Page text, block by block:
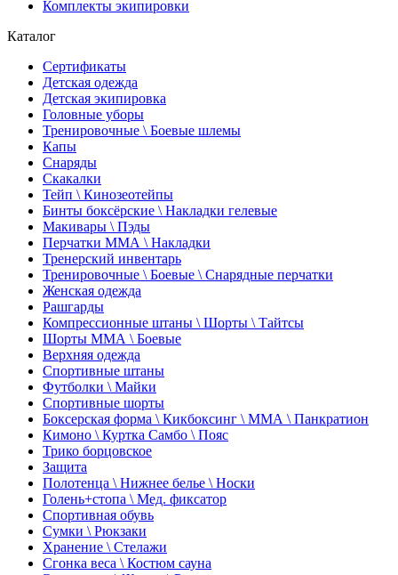
Комплекты экипировки
Каталог
Сертификаты
Детская одежда
Детская экипировка
Головные уборы
Тренировочные \ Боевые шлемы
Капы
Снаряды
Скакалки
Тейп \ Кинозеотейпы
Бинты боксёрские \ Накладки гелевые
Макивары \ Пэды
Перчатки ММА \ Накладки
Тренерский инвентарь
Тренировочные \ Боевые \ Снарядные перчатки
Женская одежда
Рашгарды
Компрессионные штаны \ Шорты \ Тайтсы
Шорты ММА \ Боевые
Верхняя одежда
Спортивные штаны
Футболки \ Майки
Спортивные шорты
Боксерская форма \ Кикбоксинг \ ММА \ Панкратион
Кимоно \ Куртка Самбо \ Пояс
Трико борцовское
Защита
Полотенца \ Нижнее белье \ Носки
Голень+стопа \ Мед. фиксатор
Спортивная обувь
Сумки \ Рюкзаки
Хранение \ Стелажи
Сгонка веса \ Костюм сауна